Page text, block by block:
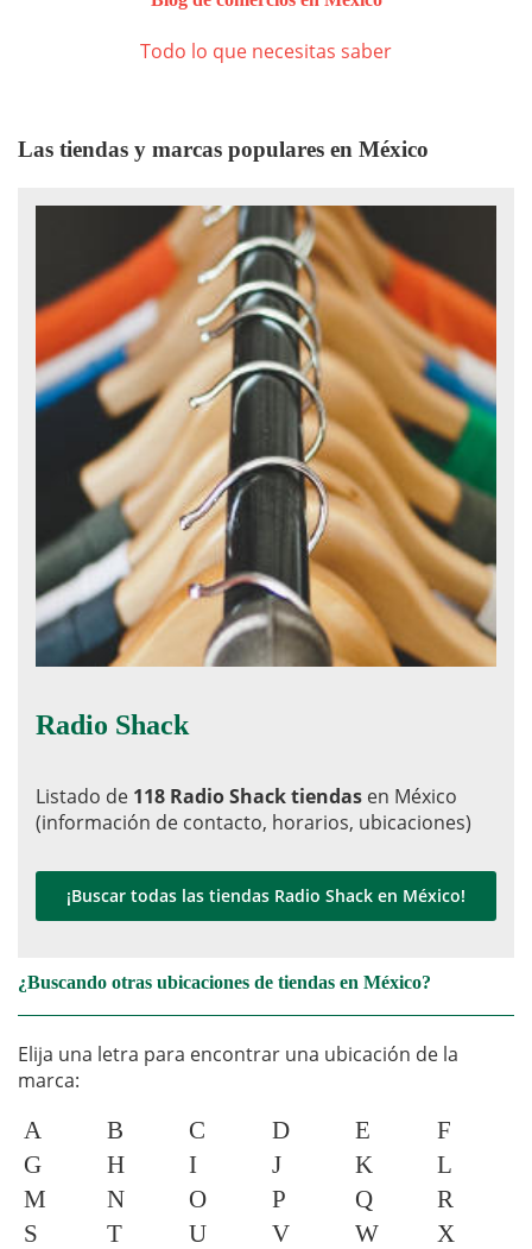
Todo lo que necesitas saber
Las tiendas y marcas populares en México
Radio Shack
Listado de 118 Radio Shack tiendas en México
(información de contacto, horarios, ubicaciones)
¡Buscar todas las tiendas Radio Shack en México!
¿Buscando otras ubicaciones de tiendas en México?
Elija una letra para encontrar una ubicación de la
marca:
A B C D E
F
G
H I J K
L
M
N O P Q
R
S
T U V W
X